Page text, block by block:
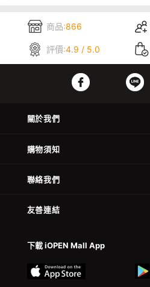
商品:866
評價:4.9 / 5.0
關於我們
購物須知
聯絡我們
友善連結
下載 iOPEN Mall App